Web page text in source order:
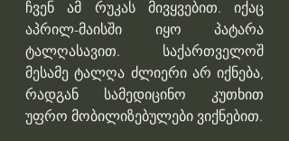
ჩვენ ამ რუკას მივყვებით. იქაც
აპრილ-მაისში იყო პატარა
ტალღასავით. საქართველოშ
მესამე ტალღა ძლიერი არ იქნება,
რადგან სამედიცინო კუთხით
უფრო მობილიზებულები ვიქნებით.